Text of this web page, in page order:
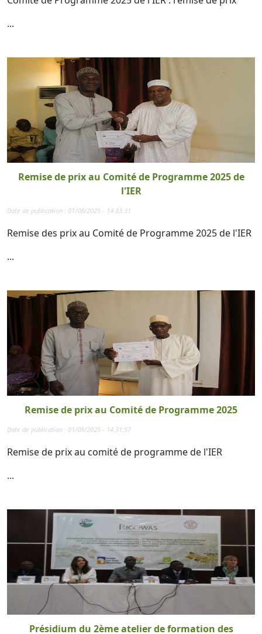
...
Remise de prix au Comité de Programme 2025 de
l'IER
Date de publication : 01/08/2025 - 14:33:31
Remise des prix au Comité de Programme 2025 de l'IER
...
Remise de prix au Comité de Programme 2025
Date de publication : 01/08/2025 - 14:31:57
Remise de prix au comité de programme de l'IER
...
Présidium du 2ème atelier de formation des